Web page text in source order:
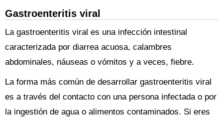
Gastroenteritis viral
La gastroenteritis viral es una infección intestinal
caracterizada por diarrea acuosa, calambres
abdominales, náuseas o vómitos y a veces, fiebre.
La forma más común de desarrollar gastroenteritis viral
es a través del contacto con una persona infectada o por
la ingestión de agua o alimentos contaminados. Si eres